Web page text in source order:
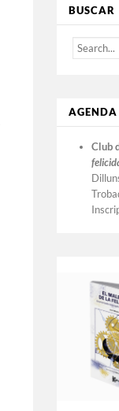
BUSCAR
SEARCH
FOR...
AGENDA
Club